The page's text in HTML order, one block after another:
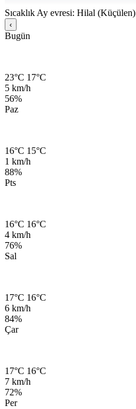
Sıcaklık Ay evresi: Hilal (Küçülen)
‹
Bugün
23°C 17°C
5 km/h
56%
Paz
16°C 15°C
1 km/h
88%
Pts
16°C 16°C
4 km/h
76%
Sal
17°C 16°C
6 km/h
84%
Çar
17°C 16°C
7 km/h
72%
Per